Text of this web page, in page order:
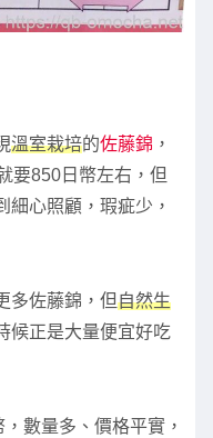
溫室栽培的佐藤錦 ，
要850日幣左右，但
細心照顧，瑕疵少，
多佐藤錦，但自然生
候正是大量便宜好吃
數量多、價格平實，